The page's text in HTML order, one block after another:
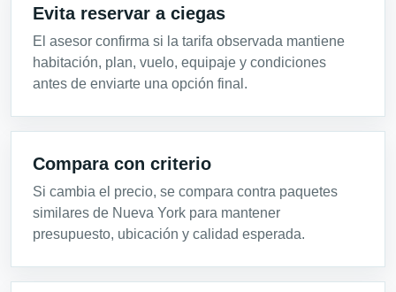
Evita reservar a ciegas
El asesor confirma si la tarifa observada mantiene
habitación, plan, vuelo, equipaje y condiciones
antes de enviarte una opción final.
Compara con criterio
Si cambia el precio, se compara contra paquetes
similares de Nueva York para mantener
presupuesto, ubicación y calidad esperada.